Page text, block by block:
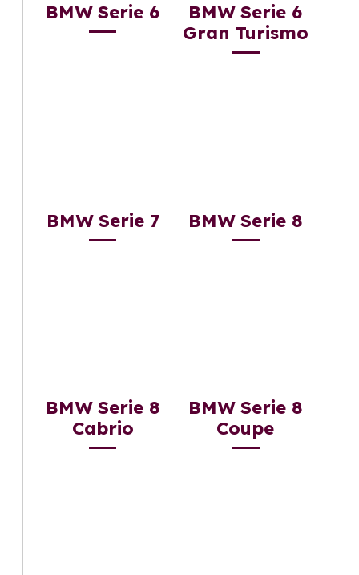
BMW Serie 6
BMW Serie 6
Gran Turismo
BMW Serie 7 BMW Serie 8
BMW Serie 8
Cabrio
BMW Serie 8
Coupe